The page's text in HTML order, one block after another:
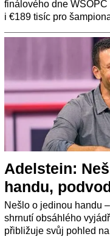
finálového dne
i €189 tisíc pro
Adelstein:
handu,
Nešlo o jedinou handu
shrnutí obsáhlého
přibližuje svůj pohled